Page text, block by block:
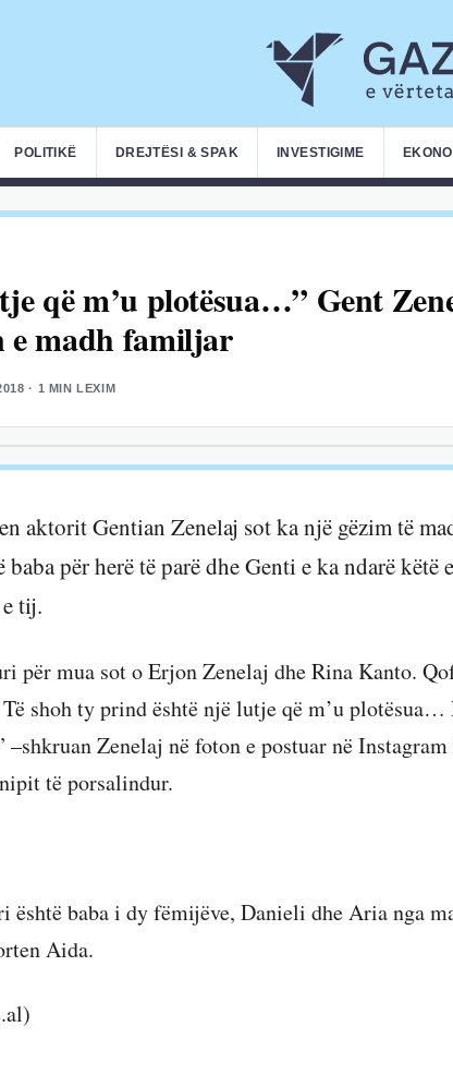
POLITIKË DREJTËSI & SPAK INVESTIGIME
që m’u plotësua…” Gent
e madh familjar
· 1 MIN LEXIM
aktorit Gentian Zenelaj sot ka një gëzim të
baba për herë të parë dhe Genti e ka ndarë
tij.
për mua sot o Erjon Zenelaj dhe Rina Kanto.
shoh ty prind është një lutje që m’u plotësua…
Zenelaj në foton e postuar në
të porsalindur.
është baba i dy fëmijëve, Danieli dhe Aria nga
Aida.